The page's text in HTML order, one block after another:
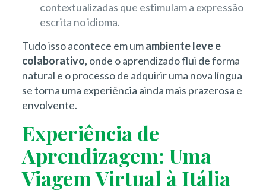
contextualizadas que estimulam a expressão
escrita no idioma.
Tudo isso acontece em umambiente leve e
colaborativo, onde o aprendizado flui de forma
natural e o processo de adquirir uma nova língua
se torna uma experiência ainda mais prazerosa e
envolvente.
Experiência de
Aprendizagem: Uma
Viagem Virtual à Itália